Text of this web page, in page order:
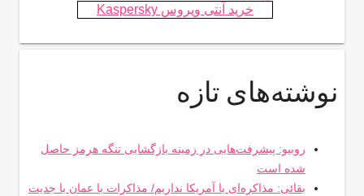
خرید آنتی ویروس Kaspersky
نوشته‌های تازه
روبیو: پیشرفت‌هایی در زمینه بازگشایی تنگه هرمز حاصل
شده است
بقائی: مذاکره‌ای با آمریکا نداریم/ مذاکرات با عمان با جدیت